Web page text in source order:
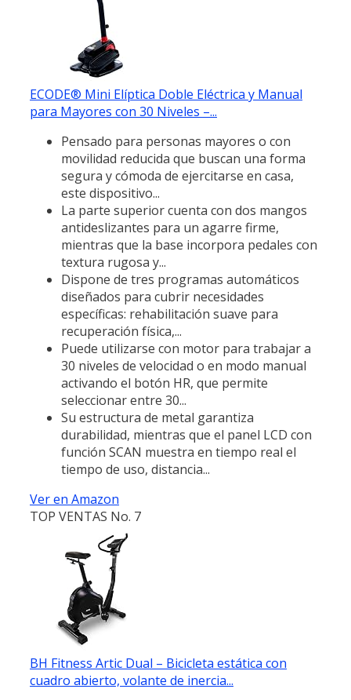
ECODE® Mini Elíptica Doble Eléctrica y Manual
para Mayores con 30 Niveles –...
Pensado para personas mayores o con
movilidad reducida que buscan una forma
segura y cómoda de ejercitarse en casa,
este dispositivo...
La parte superior cuenta con dos mangos
antideslizantes para un agarre firme,
mientras que la base incorpora pedales con
textura rugosa y...
Dispone de tres programas automáticos
diseñados para cubrir necesidades
específicas: rehabilitación suave para
recuperación física,...
Puede utilizarse con motor para trabajar a
30 niveles de velocidad o en modo manual
activando el botón HR, que permite
seleccionar entre 30...
Su estructura de metal garantiza
durabilidad, mientras que el panel LCD con
función SCAN muestra en tiempo real el
tiempo de uso, distancia...
Ver en Amazon
TOP VENTAS No. 7
BH Fitness Artic Dual – Bicicleta estática con
cuadro abierto, volante de inercia...